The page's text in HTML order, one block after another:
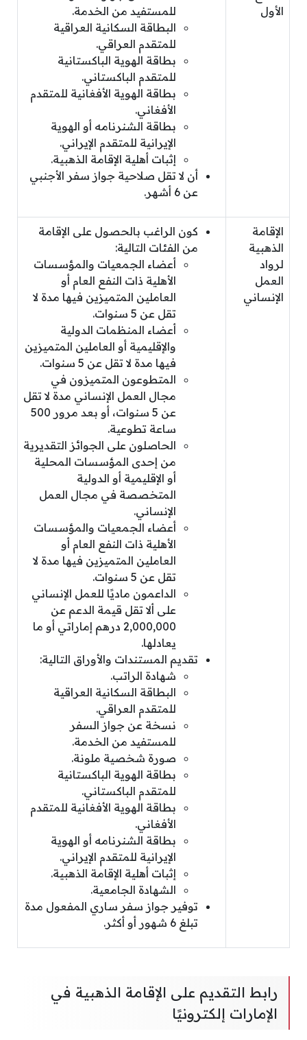
الأول
للمستفيد من الخدمة.
البطاقة السكانية العراقية
للمتقدم العراقي.
بطاقة الهوية الباكستانية
للمتقدم الباكستاني.
بطاقة الهوية الأفغانية للمتقدم
الأفغاني.
بطاقة الشنرنامه أو الهوية
الإيرانية للمتقدم الإيراني.
إثبات أهلية الإقامة الذهبية.
أن لا تقل صلاحية جواز سفر الأجنبي
عن 6 أشهر.
الإقامة
الذهبية
لرواد
العمل
الإنساني
كون الراغب بالحصول على الإقامة
من الفئات التالية:
أعضاء الجمعيات والمؤسسات
الأهلية ذات النفع العام أو
العاملين المتميزين فيها مدة لا
تقل عن 5 سنوات.
أعضاء المنظمات الدولية
والإقليمية أو العاملين المتميزين
فيها مدة لا تقل عن 5 سنوات.
المتطوعون المتميزون في
مجال العمل الإنساني مدة لا تقل
عن 5 سنوات، أو بعد مرور 500
ساعة تطوعية.
الحاصلون على الجوائز التقديرية
من إحدى المؤسسات المحلية
أو الإقليمية أو الدولية
المتخصصة في مجال العمل
الإنساني.
أعضاء الجمعيات والمؤسسات
الأهلية ذات النفع العام أو
العاملين المتميزين فيها مدة لا
تقل عن 5 سنوات.
الداعمون ماديًا للعمل الإنساني
على ألا تقل قيمة الدعم عن
2,000,000 درهم إماراتي أو ما
يعادلها.
تقديم المستندات والأوراق التالية:
شهادة الراتب.
البطاقة السكانية العراقية
للمتقدم العراقي.
نسخة عن جواز السفر
للمستفيد من الخدمة.
صورة شخصية ملونة.
بطاقة الهوية الباكستانية
للمتقدم الباكستاني.
بطاقة الهوية الأفغانية للمتقدم
الأفغاني.
بطاقة الشنرنامه أو الهوية
الإيرانية للمتقدم الإيراني.
إثبات أهلية الإقامة الذهبية.
الشهادة الجامعية.
توفير جواز سفر ساري المفعول مدة
تبلغ 6 شهور أو أكثر.
رابط التقديم على الإقامة الذهبية في
الإمارات إلكترونيًا